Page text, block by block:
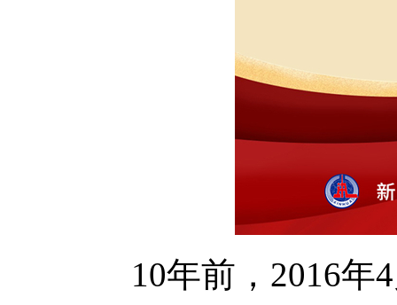
10年前，2016年4